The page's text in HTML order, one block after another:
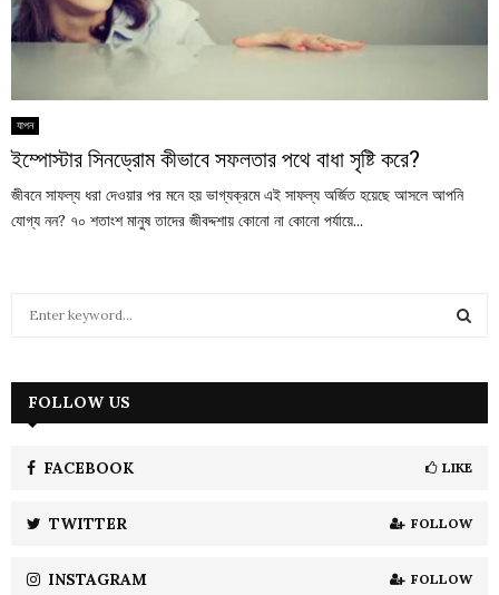
যাপন
ইম্পোস্টার সিনড্রোম কীভাবে সফলতার পথে বাধা সৃষ্টি করে?
জীবনে সাফল্য ধরা দেওয়ার পর মনে হয় ভাগ্যক্রমে এই সাফল্য অর্জিত হয়েছে আসলে আপনি
যোগ্য নন? ৭০ শতাংশ মানুষ তাদের জীবদ্দশায় কোনো না কোনো পর্যায়ে...
h
H
FOLLOW US
FACEBOOK LIKE
TWITTER FOLLOW
INSTAGRAM FOLLOW